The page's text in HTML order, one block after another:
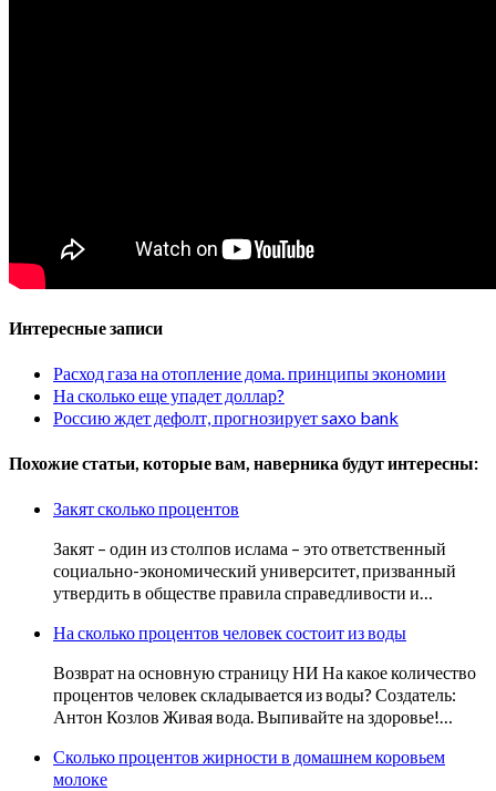
Интересные записи
Расход газа на отопление дома. принципы экономии
На сколько еще упадет доллар?
Россию ждет дефолт, прогнозирует saxo bank
Похожие статьи, которые вам, наверника будут интересны:
Закят сколько процентов
Закят – один из столпов ислама – это ответственный
социально-экономический университет, призванный
утвердить в обществе правила справедливости и…
На сколько процентов человек состоит из воды
Возврат на основную страницу НИ На какое количество
процентов человек складывается из воды? Создатель:
Антон Козлов Живая вода. Выпивайте на здоровье!…
Сколько процентов жирности в домашнем коровьем
молоке